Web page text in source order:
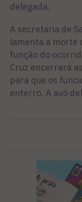
delegada.
A secretaria de
lamenta a morte
função do
Cruz encerrará
para que os
enterro. A avó